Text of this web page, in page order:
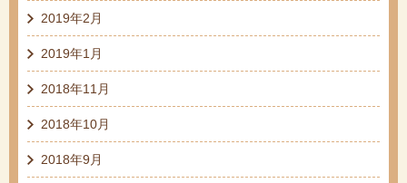
2019年2月
2019年1月
2018年11月
2018年10月
2018年9月